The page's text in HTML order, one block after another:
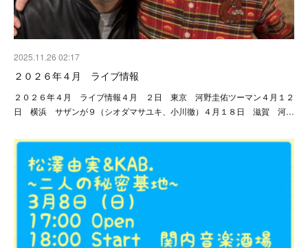
2025.11.26 02:17
２０２６年４月 ライブ情報
２０２６年４月 ライブ情報４月 ２日 東京 河野圭佑ツーマン４月１２
日 横浜 サザンが９（シオダマサユキ、小川徹）４月１８日 滋賀 河…